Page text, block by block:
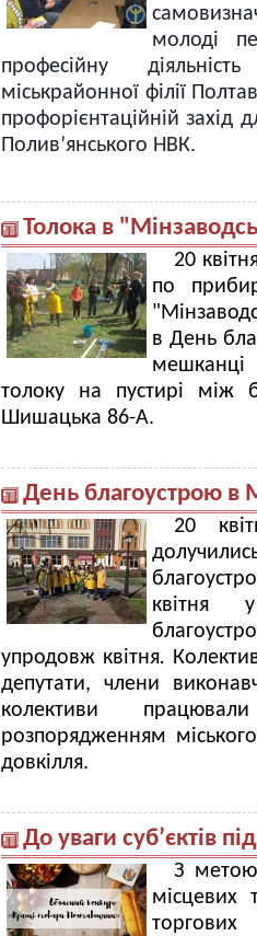
молоді
професійну
міськрайонної філії
профорієнтаційній захід
Полив’янського НВК.
Толока в
20
по
в День
мешканці
толоку на пустирі між
Шишацька 86-А.
День благоустрою в
20
квітня
упродовж квітня.
депутати, члени
колективи
розпорядженням
довкілля.
До уваги суб’єктів
З метою
місцевих